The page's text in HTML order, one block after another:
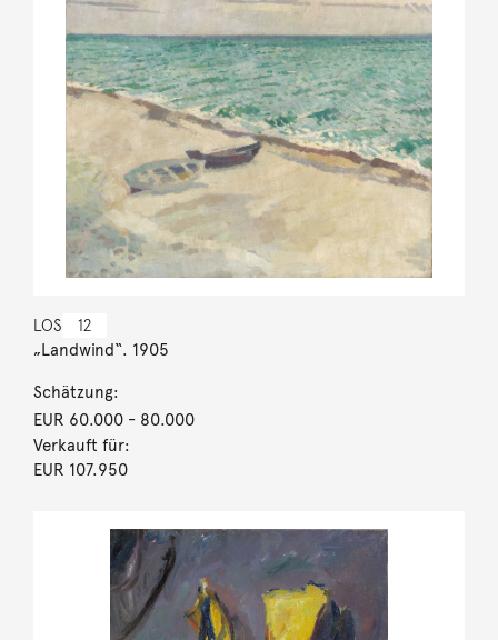
LOS 12
„Landwind“. 1905
Schätzung:
EUR 60.000- 80.000
Verkauft für:
EUR 107.950